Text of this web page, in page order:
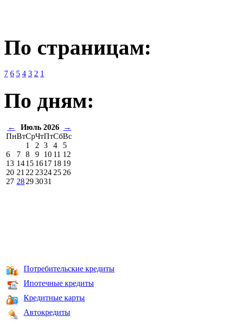
По страницам:
7 6 5 4 3 2 1
По дням:
← Июль 2026
→
ПнВтСрЧтПтСбВс
1
2 3 4
5
6
7 8 9 10 11 12
13 1415 1617 18 19
20 21 22 2324 25 26
27 28293031
Потребительские кредиты
Ипотечные кредиты
Кредитные карты
Автокредиты